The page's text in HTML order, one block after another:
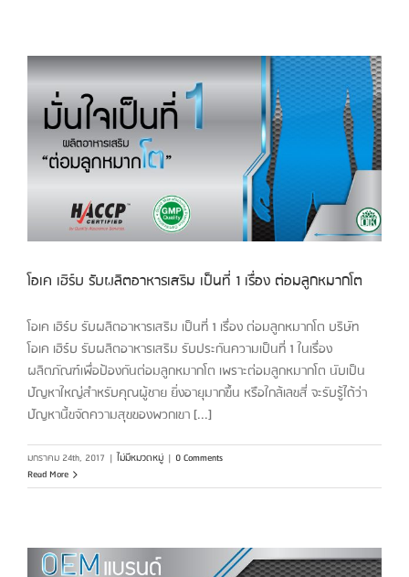
โอเค เฮิร์บ รับผลิตอาหารเสริม เป็นที่ 1 เรื่อง ต่อมลูกหมากโต
โอเค เฮิร์บ รับผลิตอาหารเสริม เป็นที่ 1 เรื่อง ต่อมลูกหมากโต บริษัท
โอเค เฮิร์บ รับผลิตอาหารเสริม รับประกันความเป็นที่ 1 ในเรื่อง
ผลิตภัณฑ์เพื่อป้องกันต่อมลูกหมากโต เพราะต่อมลูกหมากโต นับเป็น
ปัญหาใหญ่สำหรับคุณผู้ชาย ยิ่งอายุมากขึ้น หรือใกล้เลขสี่ จะรับรู้ได้ว่า
ปัญหานี้ขจัดความสุขของพวกเขา [...]
มกราคม 24th, 2017 | ไม่มีหมวดหมู่ | 0 Comments
Read More